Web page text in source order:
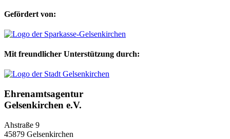
Gefördert von:
Mit freundlicher Unterstützung durch:
Ehrenamtsagentur
Gelsenkirchen e.V.
Ahstraße 9
45879 Gelsenkirchen